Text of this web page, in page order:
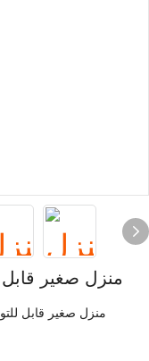
منزل صغير
منزل صغير قابل